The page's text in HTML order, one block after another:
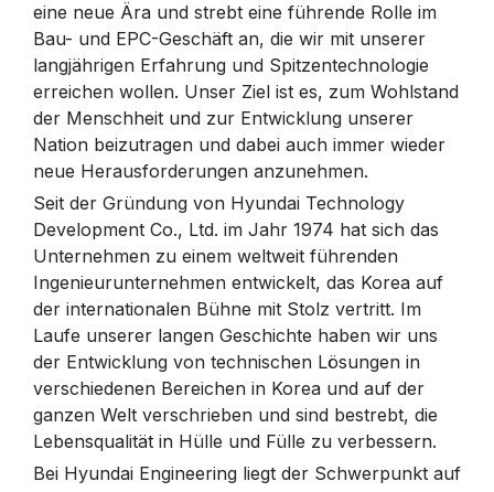
eine neue Ära und strebt eine führende Rolle im
Bau- und EPC-Geschäft an, die wir mit unserer
langjährigen Erfahrung und Spitzentechnologie
erreichen wollen. Unser Ziel ist es, zum Wohlstand
der Menschheit und zur Entwicklung unserer
Nation beizutragen und dabei auch immer wieder
neue Herausforderungen anzunehmen.
Seit der Gründung von Hyundai Technology
Development Co., Ltd. im Jahr 1974 hat sich das
Unternehmen zu einem weltweit führenden
Ingenieurunternehmen entwickelt, das Korea auf
der internationalen Bühne mit Stolz vertritt. Im
Laufe unserer langen Geschichte haben wir uns
der Entwicklung von technischen Lösungen in
verschiedenen Bereichen in Korea und auf der
ganzen Welt verschrieben und sind bestrebt, die
Lebensqualität in Hülle und Fülle zu verbessern.
Bei Hyundai Engineering liegt der Schwerpunkt auf